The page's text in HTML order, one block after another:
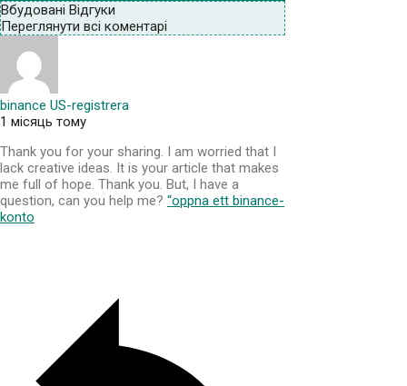
Вбудовані Відгуки
Переглянути всі коментарі
binance US-registrera
1 місяць тому
Thank you for your sharing. I am worried that I
lack creative ideas. It is your article that makes
me full of hope. Thank you. But, I have a
question, can you help me? “oppna ett binance-
konto